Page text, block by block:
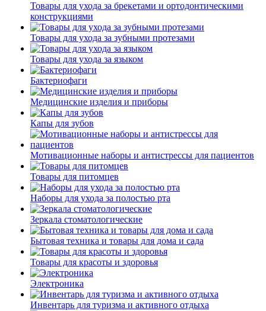
Товары для ухода за брекетами и ортодонтическими
конструкциями
Товары для ухода за зубными протезами
Товары для ухода за языком
Бактериофаги
Медицинские изделия и приборы
Капы для зубов
Мотивационные наборы и антистрессы для пациентов
Товары для питомцев
Наборы для ухода за полостью рта
Зеркала стоматологические
Бытовая техника и товары для дома и сада
Товары для красоты и здоровья
Электроника
Инвентарь для туризма и активного отдыха